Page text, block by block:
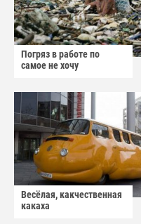
Погряз в работе по
самое не хочу
Весёлая, какчественная
какаха